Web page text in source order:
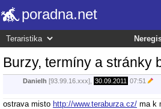
poradna.net
Burzy, termíny a stránky
Danielh [93.99.16.xxx], 30.09.2011 07:51
ostrava misto http://www.teraburza.cz/ ma k